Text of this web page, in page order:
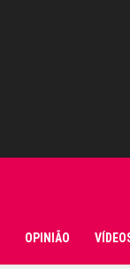
OPINIÃO